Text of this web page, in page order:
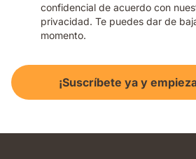
confidencial de acuerdo con
privacidad. Te puedes dar de
momento.
¡Suscríbete ya y